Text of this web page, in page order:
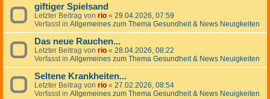
giftiger Spielsand
Letzter Beitrag von rio « 29.04.2026, 07:59
Verfasst in Allgemeines zum Thema Gesundheit & News Neuigkeiten
Das neue Rauchen...
Letzter Beitrag von rio « 28.04.2026, 08:22
Verfasst in Allgemeines zum Thema Gesundheit & News Neuigkeiten
Seltene Krankheiten...
Letzter Beitrag von rio « 27.02.2026, 08:54
Verfasst in Allgemeines zum Thema Gesundheit & News Neuigkeiten